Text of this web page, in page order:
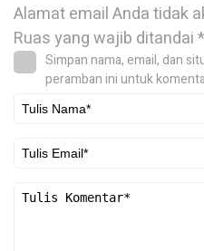
Alamat email Anda tidak
Ruas yang wajib ditandai*
Simpan nama, email, dan
peramban ini untuk